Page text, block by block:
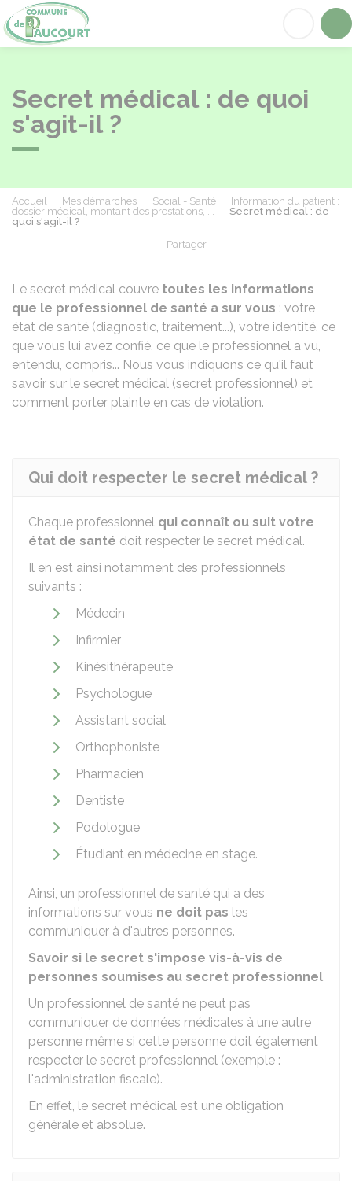
Secret médical : de quoi
s'agit-il ?
Accueil Mes démarches Social - Santé
Information du patient :
dossier médical, montant des prestations, ...
Secret médical : de
quoi s'agit-il ?
Partager
Le secret médical couvre toutes les informations
que le professionnel de santé a sur vous : votre
état de santé (diagnostic, traitement...), votre identité, ce
que vous lui avez confié, ce que le professionnel a vu,
entendu, compris... Nous vous indiquons ce qu'il faut
savoir sur le secret médical (secret professionnel) et
comment porter plainte en cas de violation.
Qui doit respecter le secret médical ?
Chaque professionnel qui connaît ou suit votre
état de santé doit respecter le secret médical.
Il en est ainsi notamment des professionnels
suivants :
Médecin
Infirmier
Kinésithérapeute
Psychologue
Assistant social
Orthophoniste
Pharmacien
Dentiste
Podologue
Étudiant en médecine en stage.
Ainsi, un professionnel de santé qui a des
informations sur vous ne doit pas les
communiquer à d'autres personnes.
Savoir si le secret s'impose vis-à-vis de
personnes soumises au secret professionnel
Un professionnel de santé ne peut pas
communiquer de données médicales à une autre
personne même si cette personne doit également
respecter le secret professionnel (exemple :
l'administration fiscale).
En effet, le secret médical est une obligation
générale et absolue.